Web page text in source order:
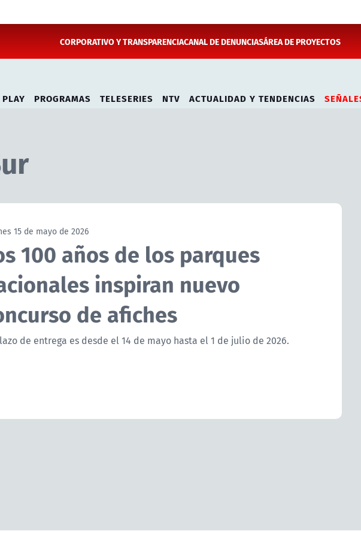
CORPORATIVO Y TRANSPARENCIACANAL DE DENUNCIASÁREA DE PROYECTOS
PROGRAMAS TELESERIES NTV ACTUALIDAD Y TENDENCIAS
15 de mayo de 2026
100 años de los parques
inspiran nuevo
de afiches
de entrega es desde el 14 de mayo hasta el 1 de julio de 2026.